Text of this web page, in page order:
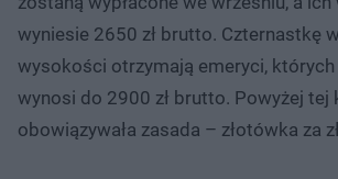
wyniesie 2650 zł brutto. Czternastkę
wysokości otrzymają emeryci,
wynosi do 2900 zł brutto. Powyżej tej
obowiązywała zasada – złotówka za